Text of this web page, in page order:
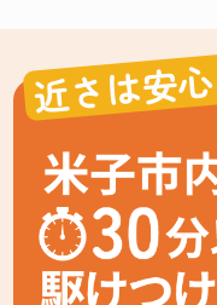
近さは安